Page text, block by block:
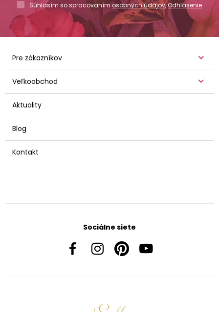
Súhlasím so spracovaním osobných údajov,Odhlásenie
Pre zákazníkov
Veľkoobchod
Aktuality
Blog
Kontakt
Sociálne siete